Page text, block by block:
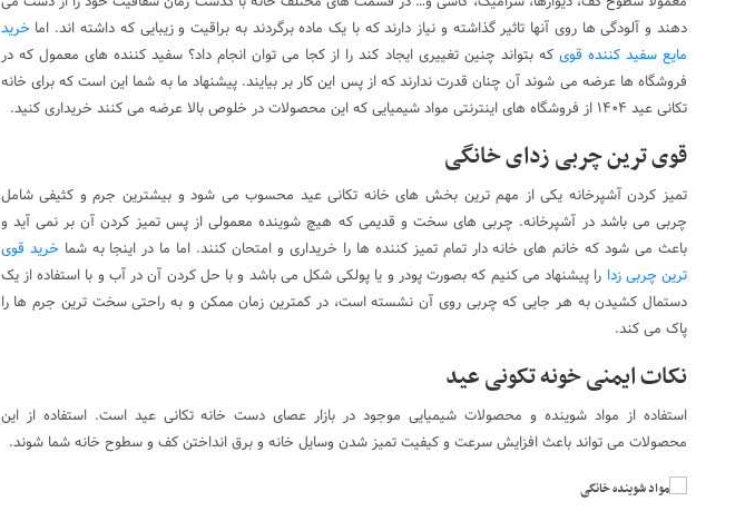
دهند و آلودگی ها روی آنها تاثیر گذاشته و نیاز دارند که با یک ماده برگردند به براقیت و زیبایی که داشته اند. اما خرید
مایع سفید کننده قوی که بتواند چنین تغییری ایجاد کند را از کجا می توان انجام داد؟ سفید کننده های معمول که در
فروشگاه ها عرضه می شوند آن چنان قدرت ندارند که از پس این کار بر بیایند. پیشنهاد ما به شما این است که برای خانه
تکانی عید ۱۴۰۴ از فروشگاه های اینترنتی مواد شیمیایی که این محصولات در خلوص بالا عرضه می کنند خریداری کنید.
قوی ترین چربی زدای خانگی
تمیز کردن آشپرخانه یکی از مهم ترین بخش های خانه تکانی عید محسوب می شود و بیشترین جرم و کثیفی شامل
چربی می باشد در آشپرخانه. چربی های سخت و قدیمی که هیچ شوینده معمولی از پس تمیز کردن آن بر نمی آید و
باعث می شود که خانم های خانه دار تمام تمیز کننده ها را خریداری و امتحان کنند. اما ما در اینجا به شما خرید قوی
ترین چربی زدا را پیشنهاد می کنیم که بصورت پودر و یا پولکی شکل می باشد و با حل کردن آن در آب و با استفاده از یک
دستمال کشیدن به هر جایی که چربی روی آن نشسته است، در کمترین زمان ممکن و به راحتی سخت ترین جرم ها را
پاک می کند.
نکات ایمنی خونه تکونی عید
استفاده از مواد شوینده و محصولات شیمیایی موجود در بازار عصای دست خانه تکانی عید است. استفاده از این
محصولات می تواند باعث افزایش سرعت و کیفیت تمیز شدن وسایل خانه و برق انداختن کف و سطوح خانه شما شوند.